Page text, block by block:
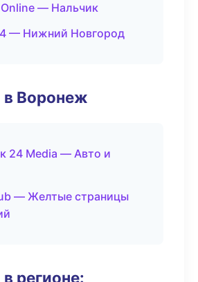
— Нальчик
— Нижний Новгород
в Воронеж
24 Media — Авто и
— Желтые страницы
регионе: